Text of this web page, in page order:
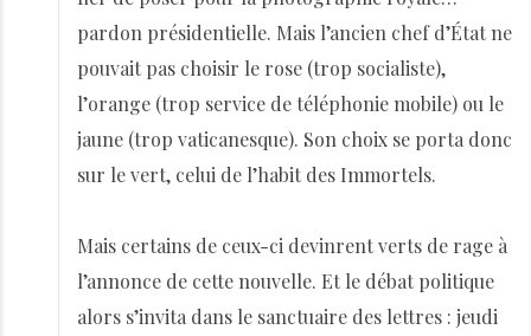
pardon présidentielle. Mais l’ancien chef d’État ne
pouvait pas choisir le rose (trop socialiste),
l’orange (trop service de téléphonie mobile) ou le
jaune (trop vaticanesque). Son choix se porta donc
sur le vert, celui de l’habit des Immortels.
Mais certains de ceux-ci devinrent verts de rage à
l’annonce de cette nouvelle. Et le débat politique
alors s’invita dans le sanctuaire des lettres : jeudi